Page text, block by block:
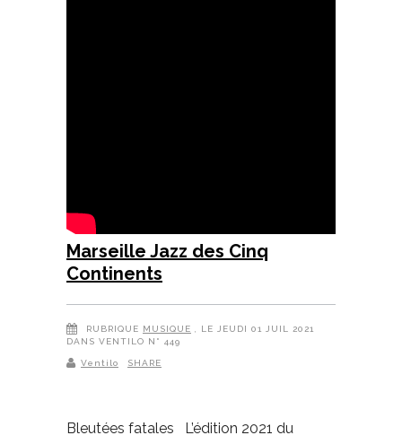
Marseille Jazz des Cinq
Continents
RUBRIQUE MUSIQUE
, LE JEUDI 01 JUIL 2021
DANS VENTILO N° 449
Ventilo SHARE
Bleutées fatales L’édition 2021 du